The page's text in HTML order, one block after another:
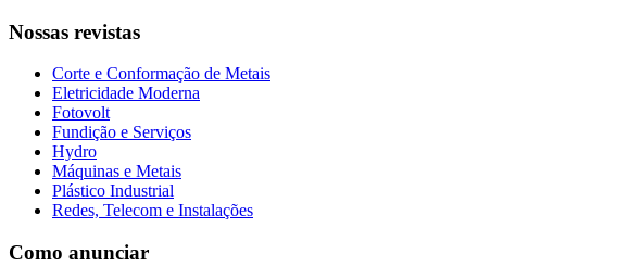
Nossas revistas
Corte e Conformação de Metais
Eletricidade Moderna
Fotovolt
Fundição e Serviços
Hydro
Máquinas e Metais
Plástico Industrial
Redes, Telecom e Instalações
Como anunciar